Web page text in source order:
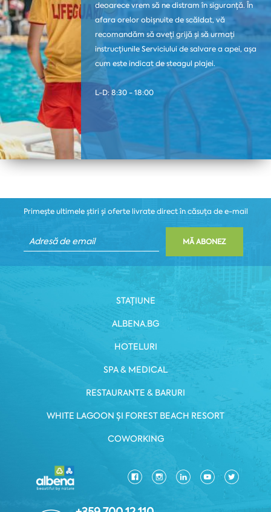
deoarece vrem să ne distram în siguranță. În
afara orelor obișnuite de scăldat, vă
recomandăm să aveți grijă și să urmați
instrucțiunile Serviciului de salvare a apei, așa
cum este indicat de steagul plajei.
L-D: 8:30 - 18:00
Primește ultimele știri și oferte livrate direct în căsuța de e-mail
MĂ ABONEZ
STAȚIUNE
ALBENA.BG
HOTELURI
SPA & MEDICAL
RESTAURANTE & BARURI
WHITE LAGOON ȘI FOREST BEACH RESORT
COWORKING